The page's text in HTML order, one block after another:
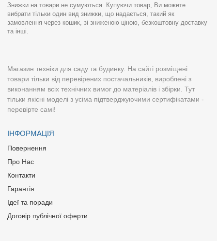
Знижки на товари не сумуються. Купуючи товар, Ви можете
вибрати тільки один вид знижки, що надається, такий як
замовлення через кошик, зі зниженою ціною, безкоштовну доставку
та інші.
Магазин техніки для саду та будинку. На сайті розміщені
товари тільки від перевірених постачальників, вироблені з
виконанням всіх технічних вимог до матеріалів і збірки. Тут
тільки якісні моделі з усіма підтверджуючими сертифікатами -
перевірте самі!
ІНФОРМАЦІЯ
Повернення
Про Нас
Контакти
Гарантія
Ідеї та поради
Договір публічної оферти